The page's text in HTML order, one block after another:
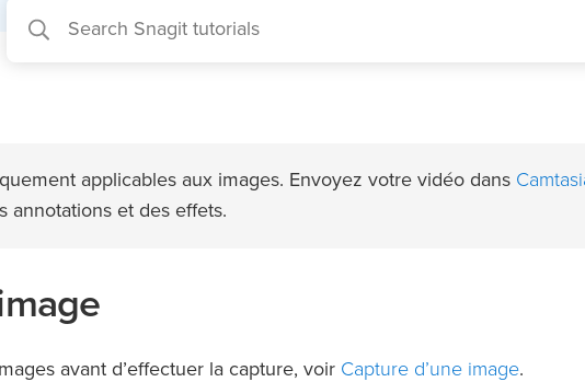
applicables aux images. Envoyez votre vidéo dans
annotations et des effets.
avant d’effectuer la capture, voir Capture d’une image.